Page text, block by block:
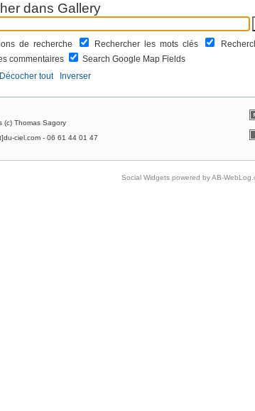
dans Gallery
de recherche Rechercher les mots clés
commentaires
Search Google Map Fields
Décocher tout Inverser
(c) Thomas Sagory
ciel.com - 06 61 44 01 47
Social Widgets powered byAB-